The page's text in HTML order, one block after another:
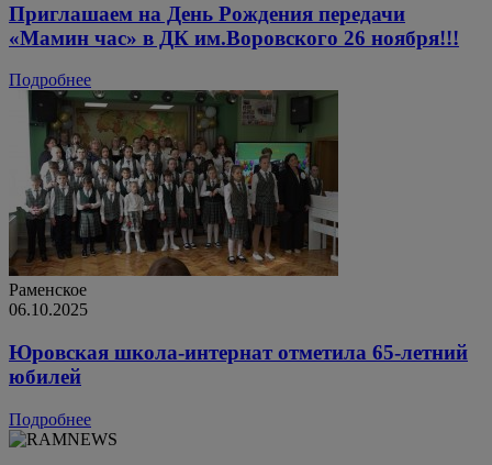
Приглашаем на День Рождения передачи
«Мамин час» в ДК им.Воровского 26 ноября!!!
Подробнее
Раменское
06.10.2025
Юровская школа-интернат отметила 65-летний
юбилей
Подробнее